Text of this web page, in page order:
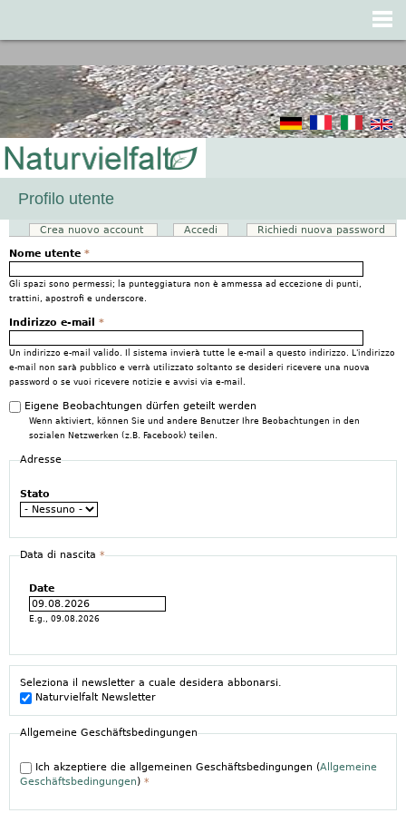
Profilo utente
Schede primarie
Crea nuovo account (scheda attiva)
Accedi
Richiedi nuova password
Nome utente *
Gli spazi sono permessi; la punteggiatura non è ammessa ad eccezione di punti,
trattini, apostrofi e underscore.
Indirizzo e-mail *
Un indirizzo e-mail valido. Il sistema invierà tutte le e-mail a questo indirizzo. L'indirizzo
e-mail non sarà pubblico e verrà utilizzato soltanto se desideri ricevere una nuova
password o se vuoi ricevere notizie e avvisi via e-mail.
Eigene Beobachtungen dürfen geteilt werden
Wenn aktiviert, können Sie und andere Benutzer Ihre Beobachtungen in den
sozialen Netzwerken (z.B. Facebook) teilen.
Adresse
Stato
Data di nascita *
Date
E.g., 09.08.2026
Seleziona il newsletter a cuale desidera abbonarsi.
Naturvielfalt Newsletter
Allgemeine Geschäftsbedingungen
Ich akzeptiere die allgemeinen Geschäftsbedingungen (Allgemeine
Geschäftsbedingungen) *